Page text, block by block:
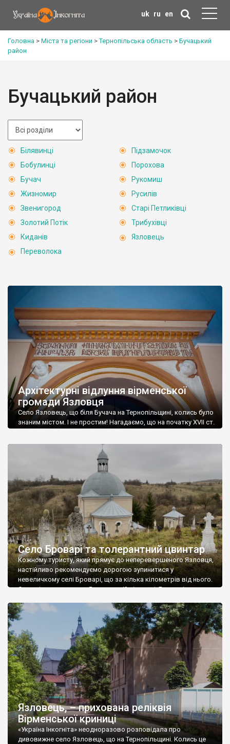
uk ru en
Головна > Міста та регіони >Тернопільська область > Бучацький
район
Бучацький район
Білявинці
Бобулинці
Бучач
Жизномир
Звенигород
Золотий Потік
Киданів
Переволока
Підзамочок
Порохова
Рукомиш
Русилів
Старі Петликівці
Трибухівці
Язловець
Архітектурні відлуння вірменської
громади Язловця
Село Язловець, що біля Бучача на Тернопільщині, колись було
знаним містом. І не простим! Нагадаємо, що на початку XVII ст.
архієпископа. Вірмени ж створили специфічне архітектурне
«обличчя» старого Язловця. Відомо, що представники цього
давнього народу були неперевершеними майстрами
різьблення по каменю. Майже всі […]
Село Броварі та толерантний цвинтар
Кожному туристу, який прямує до неперевершеного Язловця,
настійливо рекомендуємо дорогою зупинитися у
невеличкому селі Броварі, що за кілька кілометрів від нього.
Село підпорядковане Язловецькій сільраді. Броварі
ймовірно, походить від заняття його жителів — броварства.
За переписом 2001 року населення становило 362 особи.
Сьогодні, мабуть, добре якщо сотня набереться. […]
Язловець, – прихована реліквія
Вірменської криниці
«Україна Інкогніта» неодноразово розповідала про
дивовижне село Язловець, що на Тернопільщині. Колись це